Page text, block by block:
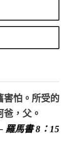
害怕。所受的
，父。
羅馬書 8：15